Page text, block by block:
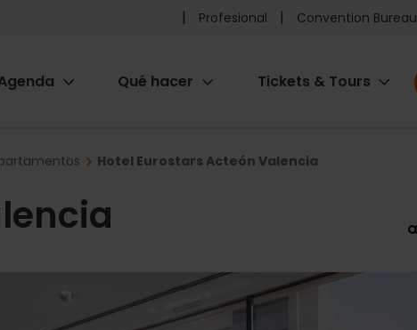
Pre
header
Profesional Convention Bureau
Qué hacer Tickets & Tours
Hotel Eurostars Acteón Valencia